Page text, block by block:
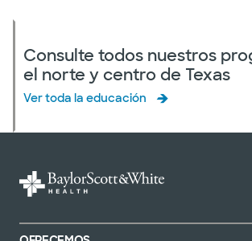
Consulte todos nuestros
el norte y centro de Texas
Ver toda la educación